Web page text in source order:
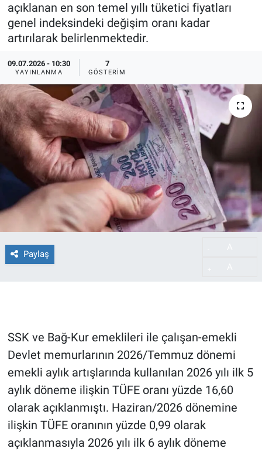
açıklanan en son temel yıllı tüketici fiyatları
genel indeksindeki değişim oranı kadar
artırılarak belirlenmektedir.
09.07.2026 - 10:30
YAYINLANMA
7
GÖSTERIM
Paylaş
SSK ve Bağ-Kur emeklileri ile çalışan-emekli
Devlet memurlarının 2026/Temmuz dönemi
emekli aylık artışlarında kullanılan 2026 yılı ilk 5
aylık döneme ilişkin TÜFE oranı yüzde 16,60
olarak açıklanmıştı. Haziran/2026 dönemine
ilişkin TÜFE oranının yüzde 0,99 olarak
açıklanmasıyla 2026 yılı ilk 6 aylık döneme
Künye
Son Dakika Haberleri
Haber Arşivi